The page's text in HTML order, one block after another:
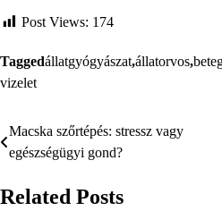
Post Views: 174
Taggedállatgyógyászat,állatorvos,
vizelet
Bejegyzés
navigáció
Macska szőrtépés: stressz vagy
egészségügyi gond?
Related Posts